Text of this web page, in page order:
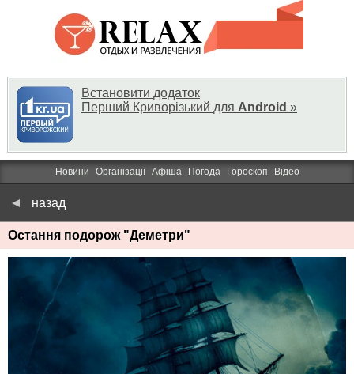
Встановити додаток
Перший Криворізький для Android »
Новини Організації Афіша Погода Гороскоп Відео
назад
Остання подорож "Деметри"